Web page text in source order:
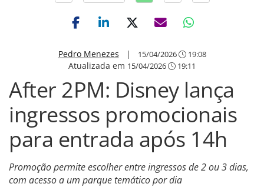
Pedro Menezes | 15/04/2026 19:08
Atualizada em 15/04/2026 19:11
After 2PM: Disney lança
ingressos promocionais
para entrada após 14h
Promoção permite escolher entre ingressos de 2 ou 3 dias,
com acesso a um parque temático por dia